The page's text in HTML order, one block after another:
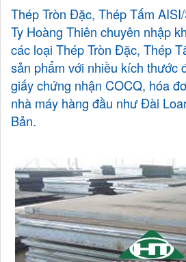
Thép Tròn Đặc, Thép Tấm
Ty Hoàng Thiên chuyên nhập
các loại Thép Tròn Đặc, Thép
sản phẩm với nhiều kích thước
giấy chứng nhận COCQ, hóa
nhà máy hàng đầu như Đài
Bản.